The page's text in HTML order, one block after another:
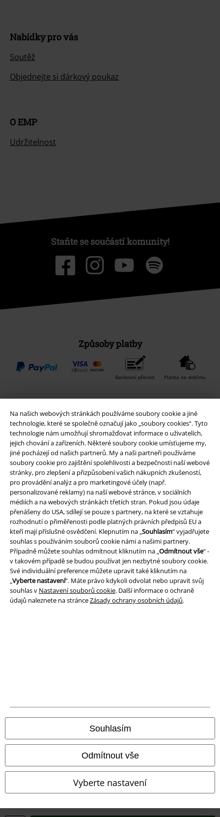
Na našich webových stránkách používáme soubory cookie a jiné
technologie, které se společně označují jako „soubory cookies“. Tyto
technologie nám umožňují shromažďovat informace o uživatelích,
jejich chování a zařízeních. Některé soubory cookie umísťujeme my,
jiné pocházejí od našich partnerů. My a naši partneři používáme
soubory cookie pro zajištění spolehlivosti a bezpečnosti naší webové
stránky, pro zlepšení a přizpůsobení vašich nákupních zkušeností,
pro provádění analýz a pro marketingové účely (např.
personalizované reklamy) na naší webové stránce, v sociálních
médiích a na webových stránkách třetích stran. Pokud jsou údaje
přenášeny do USA, sdílejí se pouze s partnery, na které se vztahuje
rozhodnutí o přiměřenosti podle platných právních předpisů EU a
kteří mají příslušné osvědčení. Klepnutím na „Souhlasím“ vyjadřujete
souhlas s používáním souborů cookie námi a našimi partnery.
Případně můžete souhlas odmítnout kliknutím na „Odmítnout vše“ -
v takovém případě se budou používat jen nezbytné soubory cookie.
Své individuální preference můžete upravit také kliknutím na
„Vyberte nastavení“. Máte právo kdykoli odvolat nebo upravit svůj
souhlas v Nastavení souborů cookie. Další informace o ochraně
údajů naleznete na stránceZásady ochrany osobních údajů.
Souhlasím
Odmítnout vše
Vyberte nastavení
Nabídky pro vás
Soutěž
Objednejte si dárkový poukaz
O EMP
Udržitelnost
Staňte se součástí komunity!
Způsoby platby
Bankovní převod Platba na dobírku
Doprava
Balík Do ruky
EMP aplikaci
Stáhněte si novou EMP aplikaci zdarma a využijte všechny nové
funkce a výhody!
A Warner Music Group Company
Ochrana osobních údajů
Likvidace odpadu a ochrana životního prostředí